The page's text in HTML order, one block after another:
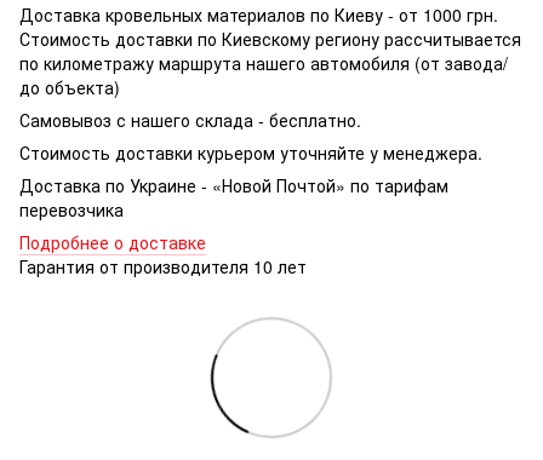
Доставка кровельных материалов по Киеву - от 1000 грн.
Стоимость доставки по Киевскому региону рассчитывается
по километражу маршрута нашего автомобиля (от завода/
до объекта)
Самовывоз с нашего склада - бесплатно.
Стоимость доставки курьером уточняйте у менеджера.
Доставка по Украине - «Новой Почтой» по тарифам
перевозчика
Подробнее о доставке
Гарантия от производителя 10 лет